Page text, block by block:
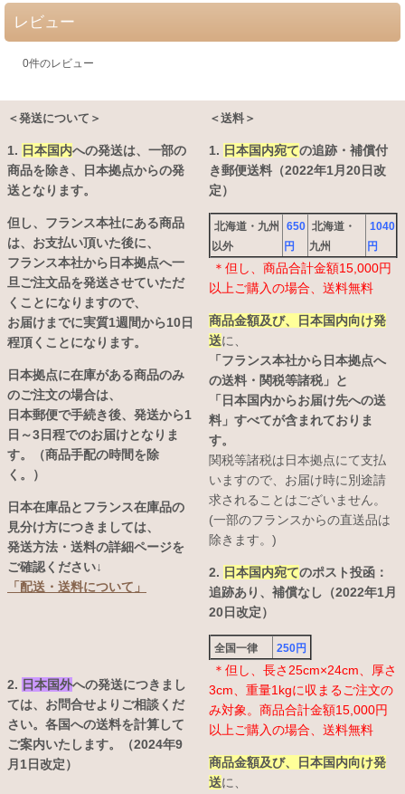
レビュー
0件のレビュー
＜発送について＞
1. 日本国内への発送は、 一部の
商品を除き、日本拠点からの発
送となります。
但し、フランス本社にある商品
は、お支払い頂いた後に、
フランス本社から日本拠点へ一
旦ご注文品を発送させていただ
くことになりますので、
お届けまでに実質1週間から10日
程頂くことになります。
日本拠点に在庫がある商品のみ
のご注文の場合は、
日本郵便で手続き後、発送から1
日～3日程でのお届けとなりま
す。（商品手配の時間を除
く。）
日本在庫品とフランス在庫品の
見分け方につきましては、
発送方法・送料の詳細ページを
ご確認ください↓
「配送・送料について」
2. 日本国外への発送につきまし
ては、お問合せよりご相談くだ
さい。各国への送料を計算して
ご案内いたします。（2024年9
月1日改定）
＜送料＞
1. 日本国内宛ての追跡・補償付
き郵便送料（2022年1月20日改
定）
北海道・九州
以外
650
円
北海道・
九州
1040
円
＊但し、商品合計金額15,000円
以上ご購入の場合、送料無料
商品金額及び、日本国内向け発
送に、
「フランス本社から日本拠点へ
の送料・関税等諸税」と
「日本国内からお届け先への送
料」すべてが含まれておりま
す。
関税等諸税は日本拠点にて支払
いますので、お届け時に別途請
求されることはございません。
(一部のフランスからの直送品は
除きます。)
2. 日本国内宛てのポスト投函：
追跡あり、補償なし（2022年1月
20日改定）
全国一律 250円
＊但し、長さ25cm×24cm、厚さ
3cm、重量1kgに収まるご注文の
み対象。商品合計金額15,000円
以上ご購入の場合、送料無料
商品金額及び、日本国内向け発
送に、